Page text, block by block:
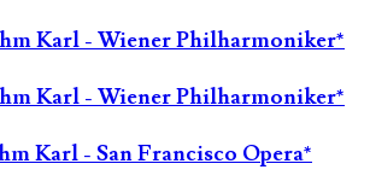
Karl - Wiener Philharmoniker*
Karl - Wiener Philharmoniker*
Karl - San Francisco Opera*